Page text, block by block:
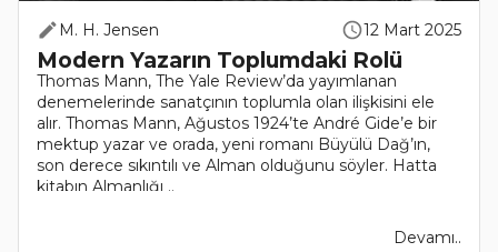
M. H. Jensen 12 Mart 2025
Modern Yazarın Toplumdaki Rolü
Thomas Mann, The Yale Review’da yayımlanan
denemelerinde sanatçının toplumla olan ilişkisini ele
alır. Thomas Mann, Ağustos 1924’te André Gide’e bir
mektup yazar ve orada, yeni romanı Büyülü Dağ’ın,
son derece sıkıntılı ve Alman olduğunu söyler. Hatta
kitabın Almanlığı ..
Devamı..